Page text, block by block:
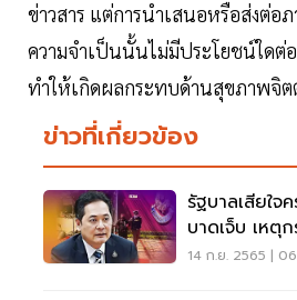
ข่าวสาร แต่การนำเสนอหรือส่งต่อ
ความจำเป็นนั้นไม่มีประโยชน์ใดต่อ
ทำให้เกิดผลกระทบด้านสุขภาพจิต
ข่าวที่เกี่ยวข้อง
รัฐบาลเสียใจ
บาดเจ็บ เหตุ
ศึกษาทหารบก
14 ก.ย. 2565 |